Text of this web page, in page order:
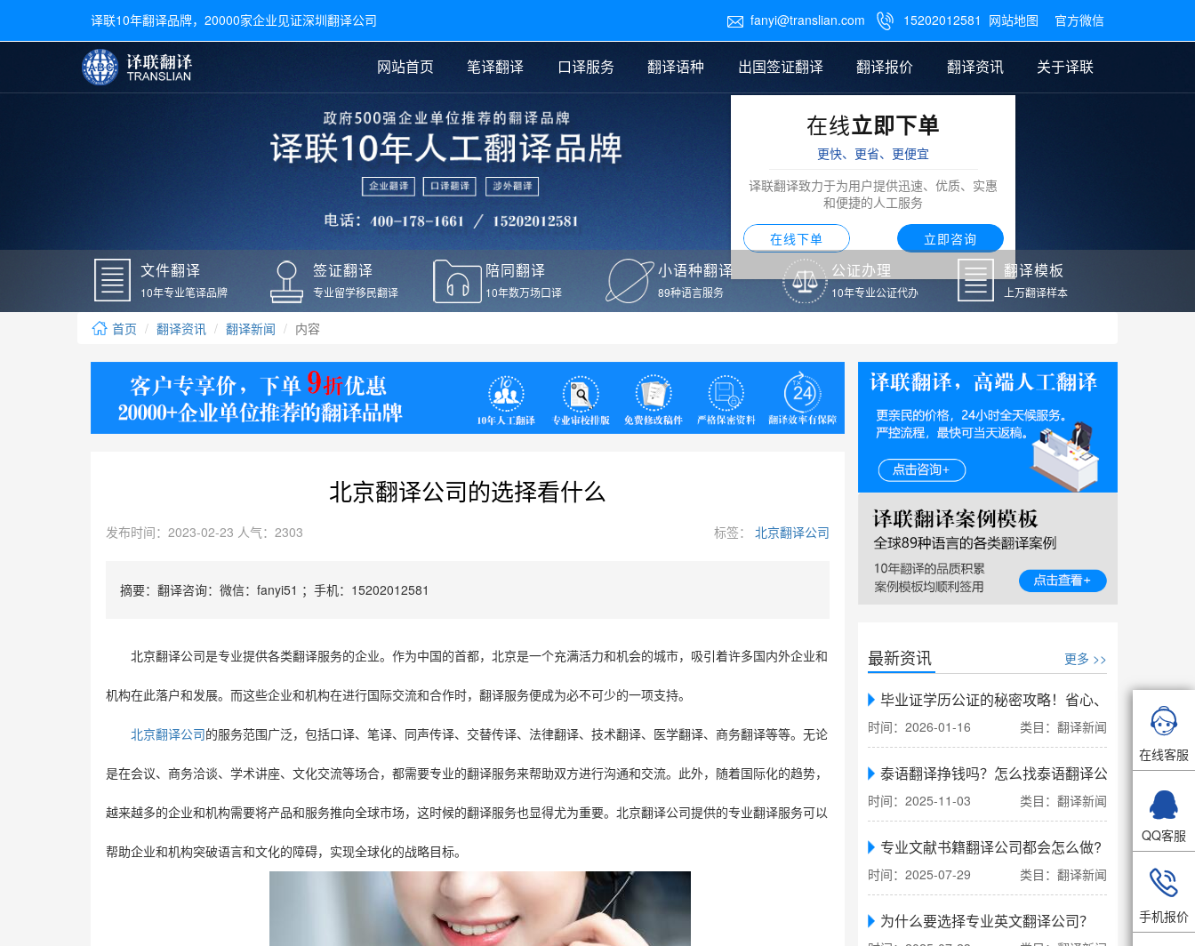
译联10年翻译品牌，20000家企业见证深圳翻译公司  fanyi@translian.com  15202012581 网站地图 官方微信
网站首页 笔译翻译
文件翻译 医学翻译 法律翻译 说明书翻译 图纸翻译
口译服务
广交会翻译 交替传译 同声传译
翻译语种
常用语种翻译
日语翻译
德语翻译
老挝语翻译 泰语翻译
葡萄牙语翻译
出国签证翻译
毕业证翻译
户口本翻译
学位证翻译
身份证翻译
签证材料翻译
银行流水翻译
驾照翻译
疫苗本翻译
新冠疫苗接种证明翻译
核酸检测报告英文版翻
译
翻译报价
笔译翻译报价
证件翻译报价
翻译资讯
公证样本
签证翻译
口译新闻
翻译新闻
关于译联
在线立即下单
更快、更省、更便宜
译联翻译致力于为用户提供迅速、优质、实惠
和便捷的人工服务
在线下单 立即咨询
文件翻译
10年专业笔译品牌
签证翻译
专业留学移民翻译
陪同翻译
10年数万场口译
小语种翻译
89种语言服务
公证办理
10年专业公证代办
翻译模板
上万翻译样本
首页 翻译资讯 翻译新闻 内容
北京翻译公司的选择看什么
发布时间：2023-02-23 人气：2303 标签： 北京翻译公司
摘要：翻译咨询：微信：fanyi51 ；手机：15202012581
北京翻译公司是专业提供各类翻译服务的企业。作为中国的首都，北京是一个充满活力和机会的城市，吸引着许多国内外企业和
机构在此落户和发展。而这些企业和机构在进行国际交流和合作时，翻译服务便成为必不可少的一项支持。
北京翻译公司 的服务范围广泛，包括口译、笔译、同声传译、交替传译、法律翻译、技术翻译、医学翻译、商务翻译等等。无论
是在会议、商务洽谈、学术讲座、文化交流等场合，都需要专业的翻译服务来帮助双方进行沟通和交流。此外，随着国际化的趋势，
越来越多的企业和机构需要将产品和服务推向全球市场，这时候的翻译服务也显得尤为重要。北京翻译公司提供的专业翻译服务可以
帮助企业和机构突破语言和文化的障碍，实现全球化的战略目标。
最新资讯 更多 >>
毕业证学历公证的秘密攻略！省心、省力、省时
时间：2026-01-16 类目：翻译新闻
泰语翻译挣钱吗？怎么找泰语翻译公司翻译
时间：2025-11-03 类目：翻译新闻
专业文献书籍翻译公司都会怎么做?
时间：2025-07-29 类目：翻译新闻
为什么要选择专业英文翻译公司？

在线客服

QQ客服

手机报价